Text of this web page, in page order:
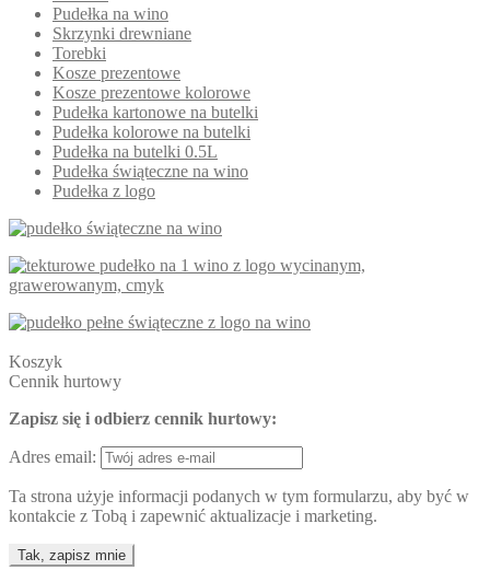
Pudełka na wino
Skrzynki drewniane
Torebki
Kosze prezentowe
Kosze prezentowe kolorowe
Pudełka kartonowe na butelki
Pudełka kolorowe na butelki
Pudełka na butelki 0.5L
Pudełka świąteczne na wino
Pudełka z logo
Koszyk
Cennik hurtowy
Zapisz się i odbierz cennik hurtowy:
Adres email:
Ta strona użyje informacji podanych w tym formularzu, aby być w
kontakcie z Tobą i zapewnić aktualizacje i marketing.